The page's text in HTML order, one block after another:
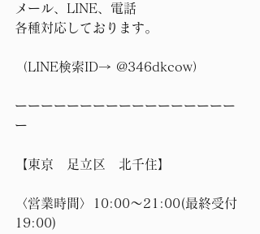
メール、LINE、電話
各種対応しております。
（LINE検索ID→ @346dkcow）
ーーーーーーーーーーーーーーーーー
ー
【東京　足立区　北千住】
〈営業時間〉10:00〜21:00(最終受付
19:00)